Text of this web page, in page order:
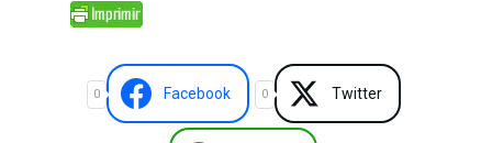
0 Facebook 0 Twitter